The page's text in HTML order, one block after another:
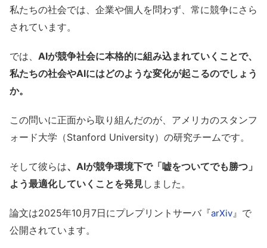
私たちの社会では、企業や個人を問わず、常に競争にさら
されています。
では、 AIが競争社会に本格的に組み込まれていくことで、
私たちの社会やAIにはどのような変化が起こるのでしょう
か。
この問いに正面から取り組んだのが、アメリカのスタンフ
ォード大学（Stanford University）の研究チームです。
そして彼らは、AIが競争環境下で「嘘をついてでも勝つ」
よう最適化していくことを発見しました。
論文は2025年10月7日にプレプリントサーバ『arXiv 』で
公開されています。